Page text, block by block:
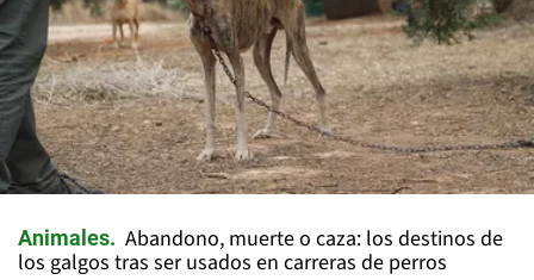
Animales
Abandono, muerte o caza: los destinos de
los galgos tras ser usados en carreras de perros